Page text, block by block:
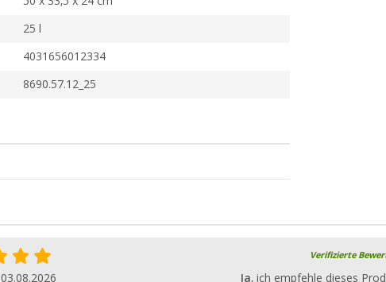
25 l
4031656012334
8690.57.12_25
Verifizierte
03.08.2026 Ja, ich empfehle dieses